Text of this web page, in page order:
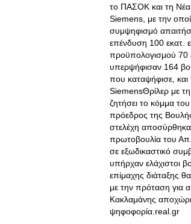
το ΠΑΣΟΚ και τη Νέα
Siemens, με την
συμψηφισμό
επένδυση 100 εκατ.
προϋπολογισμού 70
υπερψήφισαν 164
που καταψήφισε,
SiemensΘρίλερ με
ζητήσει το κόμμα
πρόεδρος της
στελέχη
πρωτοβουλία του
σε εξωδικαστικό
υπήρχαν ελάχιστοι
επίμαχης διάταξης
με την πρόταση για
Κακλαμάνης
ψηφοφορία.real.gr